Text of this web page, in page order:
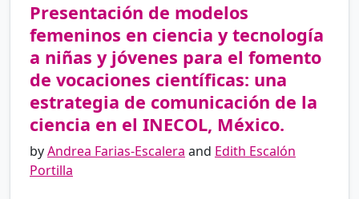
Presentación de modelos
femeninos en ciencia y tecnología
a niñas y jóvenes para el fomento
de vocaciones científicas: una
estrategia de comunicación de la
ciencia en el INECOL, México.
byAndrea Farias-Escalera and Edith Escalón
Portilla